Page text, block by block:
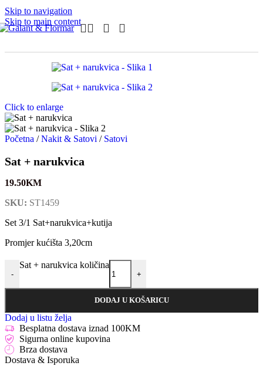
Skip to navigation
Skip to main content
Click to enlarge
Početna / Nakit & Satovi / Satovi
Sat + narukvica
19.50KM
SKU: ST1459
Set 3/1 Sat+narukvica+kutija
Promjer kućišta 3,20cm
-
Sat + narukvica količina
+
DODAJ U KOŠARICU
Dodaj u listu želja
Besplatna dostava iznad 100KM
Sigurna online kupovina
Brza dostava
Dostava & Isporuka